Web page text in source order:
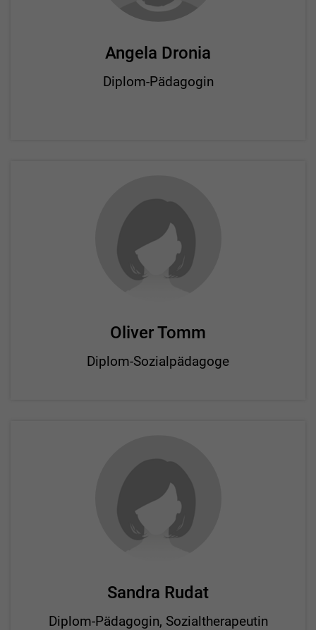
Angela Dronia
Diplom-Pädagogin
Oliver Tomm
Diplom-Sozialpädagoge
Sandra Rudat
Diplom-Pädagogin, Sozialtherapeutin